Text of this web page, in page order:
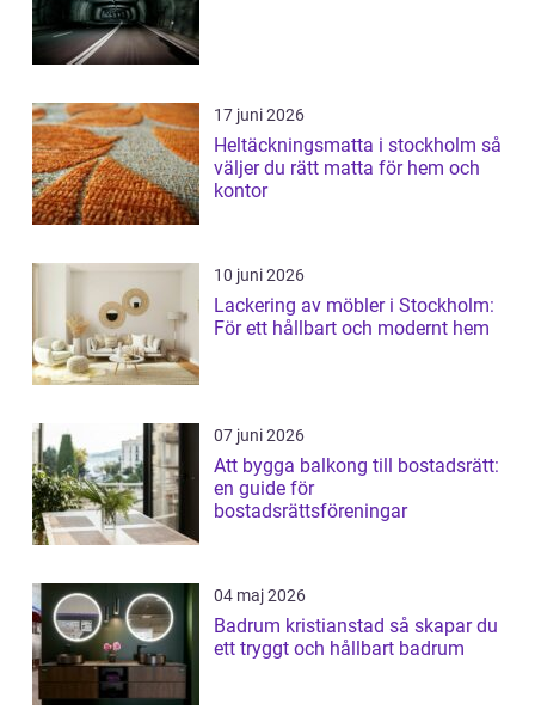
17 juni 2026
Heltäckningsmatta i stockholm så
väljer du rätt matta för hem och
kontor
10 juni 2026
Lackering av möbler i Stockholm:
För ett hållbart och modernt hem
07 juni 2026
Att bygga balkong till bostadsrätt:
en guide för
bostadsrättsföreningar
04 maj 2026
Badrum kristianstad så skapar du
ett tryggt och hållbart badrum